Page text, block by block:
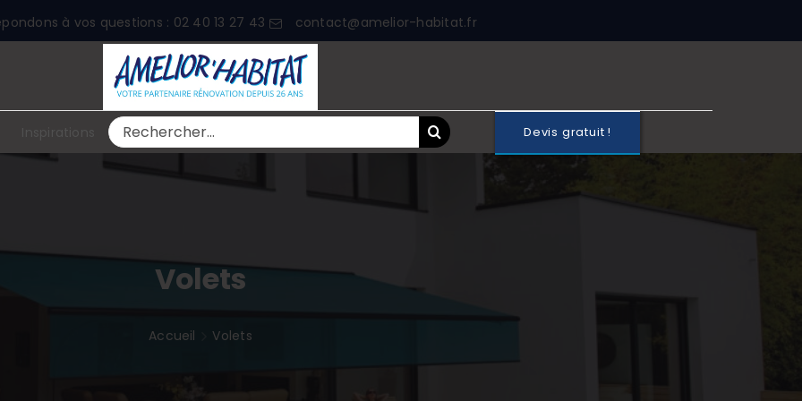
à vos questions : 02 40 13 27 43 contact@amelior-habitat.fr
Inspirations Rechercher: Devis gratuit !
Volets
Accueil Volets